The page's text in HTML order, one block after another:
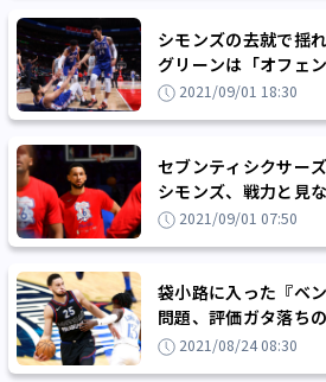
シモンズの去就で揺
グリーンは「オフェ
スも大きく変わる」と
2021/09/01 18:30
セブンティシクサー
シモンズ、戦力と見
トレードを要求
2021/09/01 07:50
袋小路に入った『ベ
問題、評価ガタ落ち
クサーズはどう扱うか
2021/08/24 08:30